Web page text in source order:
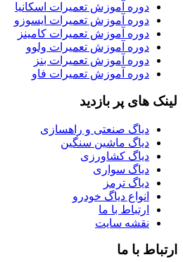
دوره آموزش تعمیرات اسکانیا
دوره آموزش تعمیرات ایسوزو
دوره آموزش تعمیرات کامینز
دوره آموزش تعمیرات ولوو
دوره آموزش تعمیرات بنز
دوره آموزش تعمیرات فاو
لینک های پر بازدید
دیاگ صنعتی و راهسازی
دیاگ ماشین سنگین
دیاگ کشاورزی
دیاگ سواری
دیاگ ترمز
انواع دیاگ خودرو
ارتباط با ما
نقشه سایت
ارتباط با ما